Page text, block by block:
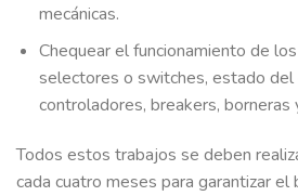
mecánicas.
Chequear el funcionamiento de
selectores o switches, estado del
controladores, breakers, borneras
Todos estos trabajos se deben
cada cuatro meses para garantizar el